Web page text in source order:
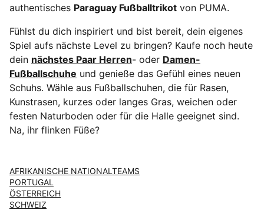
authentisches Paraguay Fußballtrikot von PUMA.
Fühlst du dich inspiriert und bist bereit, dein eigenes
Spiel aufs nächste Level zu bringen? Kaufe noch heute
dein nächstes Paar Herren- oder Damen-
Fußballschuhe und genieße das Gefühl eines neuen
Schuhs. Wähle aus Fußballschuhen, die für Rasen,
Kunstrasen, kurzes oder langes Gras, weichen oder
festen Naturboden oder für die Halle geeignet sind.
Na, ihr flinken Füße?
AFRIKANISCHE NATIONALTEAMS
PORTUGAL
ÖSTERREICH
SCHWEIZ